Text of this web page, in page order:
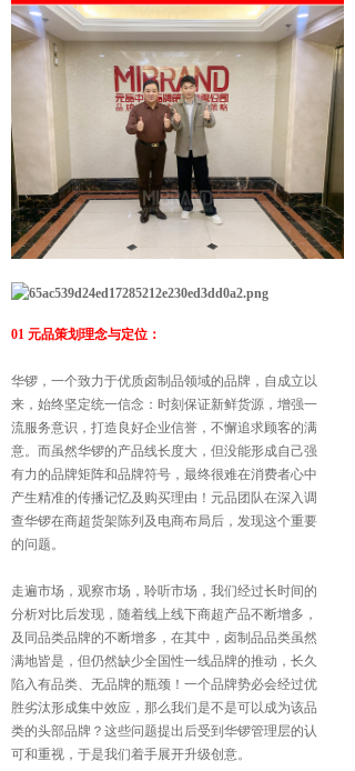
01 元品策划理念与定位：
华锣，一个致力于优质卤制品领域的品牌，自成立以
来，始终坚定统一信念：时刻保证新鲜货源，增强一
流服务意识，打造良好企业信誉，不懈追求顾客的满
意。 而虽然华锣的产品线长度大，但没能形成自己强
有力的品牌矩阵和品牌符号，最终很难在消费者心中
产生精准的传播记忆及购买理由！元品团队在深入调
查华锣在商超货架陈列及电商布局后，发现这个重要
的问题。
走遍市场，观察市场，聆听市场，我们经过长时间的
分析对比后发现，随着线上线下商超产品不断增多，
及 同品类品牌的不断增多，在其中，卤制品品类虽然
满地皆是，但仍然缺少全国性一线品牌的推动，长久
陷入有品类、无品牌的瓶颈！一个品牌势必会经过优
胜劣汰形成集中效应，那么我们是不是可以成为该品
类的头部品 牌？这些问题提出后受到华锣管理层的认
可和重视，于是我们着手展开升级创意。